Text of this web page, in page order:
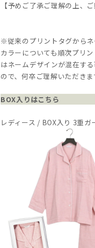
【予めご了承ご理解の上、
※従来のプリントタグから
カラーについても順次プリ
はネームデザインが混在す
ので、何卒ご理解いただきま
BOX入りはこちら
レディース / BOX入り 3重